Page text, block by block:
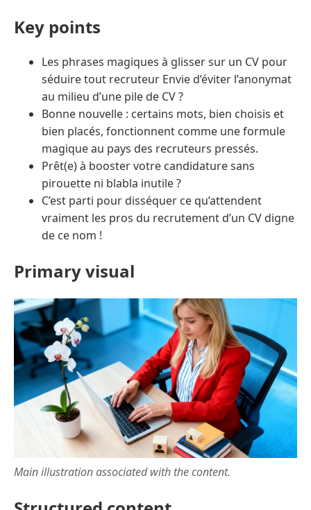
Key points
Les phrases magiques à glisser sur un CV pour
séduire tout recruteur Envie d’éviter l’anonymat
au milieu d’une pile de CV ?
Bonne nouvelle : certains mots, bien choisis et
bien placés, fonctionnent comme une formule
magique au pays des recruteurs pressés.
Prêt(e) à booster votre candidature sans
pirouette ni blabla inutile ?
C’est parti pour disséquer ce qu’attendent
vraiment les pros du recrutement d’un CV digne
de ce nom !
Primary visual
Main illustration associated with the content.